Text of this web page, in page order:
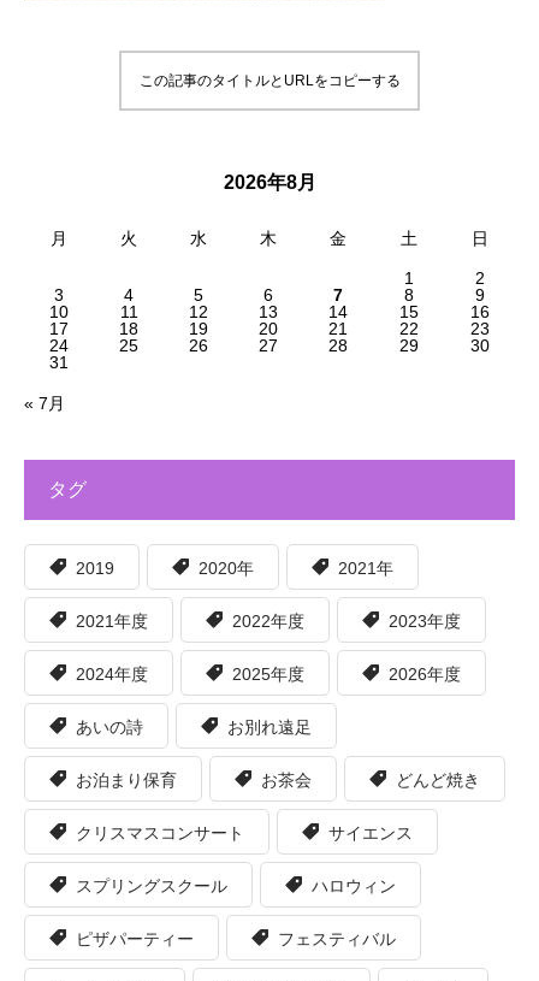
この記事のタイトルとURLをコピーする
2026年8月
月 火 水 木 金 土 日
1
2
3
4 5 6 7 8
9
10
11 12 13 14 15
16
17
18 19 20 21 22
23
24
25 26 27 28 29
30
31
« 7月
タグ
2019 2020年 2021年
2021年度 2022年度 2023年度
2024年度 2025年度 2026年度
あいの詩 お別れ遠足
お泊まり保育 お茶会 どんど焼き
クリスマスコンサート サイエンス
スプリングスクール ハロウィン
ピザパーティー フェスティバル